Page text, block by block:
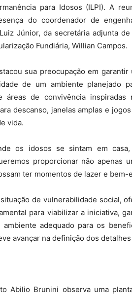
para Idosos (ILPI). A
do coordenador de
Júnior, da secretária adjunta
Fundiária, Willian Campos.
sua preocupação em
de um ambiente planejado
áreas de convivência inspiradas
descanso, janelas amplas e
vida.
os idosos se sintam em
proporcionar não apenas
ter momentos de lazer e bem-
de vulnerabilidade social,
para viabilizar a iniciativa,
adequado para os
avançar na definição dos
Abilio Brunini observa uma